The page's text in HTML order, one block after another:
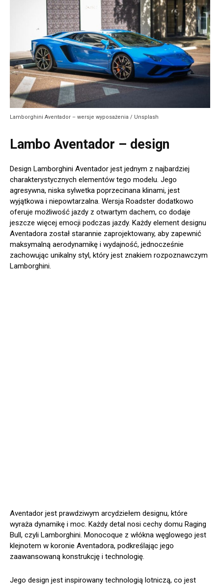
Lamborghini Aventador – wersje wyposażenia / Unsplash
Lambo Aventador – design
Design Lamborghini Aventador jest jednym z najbardziej
charakterystycznych elementów tego modelu. Jego
agresywna, niska sylwetka poprzecinana klinami, jest
wyjątkowa i niepowtarzalna. Wersja Roadster dodatkowo
oferuje możliwość jazdy z otwartym dachem, co dodaje
jeszcze więcej emocji podczas jazdy. Każdy element designu
Aventadora został starannie zaprojektowany, aby zapewnić
maksymalną aerodynamikę i wydajność, jednocześnie
zachowując unikalny styl, który jest znakiem rozpoznawczym
Lamborghini.
Aventador jest prawdziwym arcydziełem designu, które
wyraża dynamikę i moc. Każdy detal nosi cechy domu Raging
Bull, czyli Lamborghini. Monocoque z włókna węglowego jest
klejnotem w koronie Aventadora, podkreślając jego
zaawansowaną konstrukcję i technologię.
Jego design jest inspirowany technologią lotniczą, co jest